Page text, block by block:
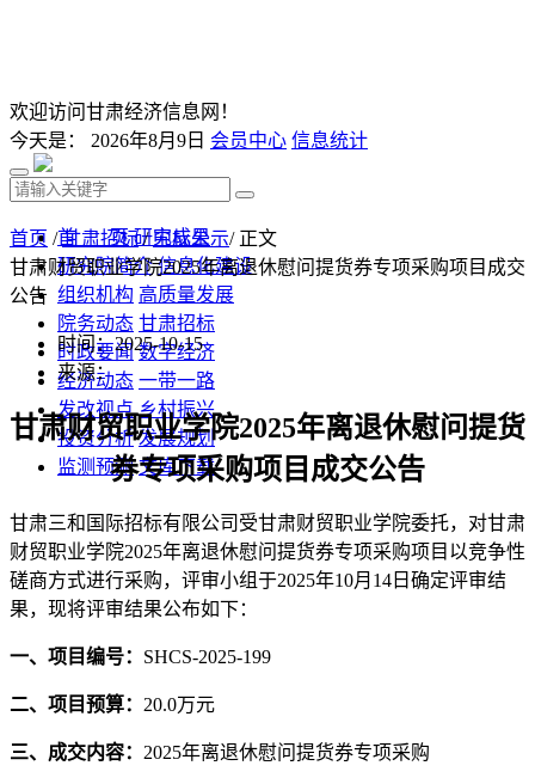
欢迎访问甘肃经济信息网！
今天是： 2026年8月9日 会员中心 信息统计
首 页 研究成果
研究院简介 信息化建设
组织机构 高质量发展
院务动态 甘肃招标
时政要闻 数字经济
经济动态 一带一路
发改视点 乡村振兴
投资分析 发展规划
监测预测 文库下载
首页 /甘肃招标/中标公示/ 正文
甘肃财贸职业学院2025年离退休慰问提货券专项采购项目成交
公告
时间：2025-10-15
来源：
甘肃财贸职业学院2025年离退休慰问提货
券专项采购项目 成交公告
甘肃三和国际招标有限公司受甘肃财贸职业学院委托，对甘肃
财贸职业学院2025年离退休慰问提货券专项采购项目以竞争性
磋商方式进行采购，评审小组于2025年10月 14 日确定评审结
果，现将评审结果公布如下：
一、项目编号： SHCS-2025-199
二、项目预算： 20.0万元
三、成交内容： 2025年离退休慰问提货券专项采购